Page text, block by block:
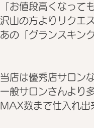
「お値段高くなって
沢山の方よりリクエ
あの「グランスキン
当店は優秀店サロン
一般サロンさんより
MAX数まで仕入れ出